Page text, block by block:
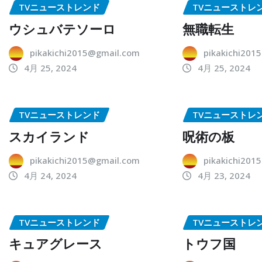
TVニューストレンド
ウシュバテソーロ
pikakichi2015@gmail.com
4月 25, 2024
TVニューストレ
無職転生
4月 25, 2024
TVニューストレンド
スカイランド
pikakichi2015@gmail.com
4月 24, 2024
TVニューストレ
呪術の板
4月 23, 2024
TVニューストレンド
キュアグレース
TVニューストレ
トウフ国